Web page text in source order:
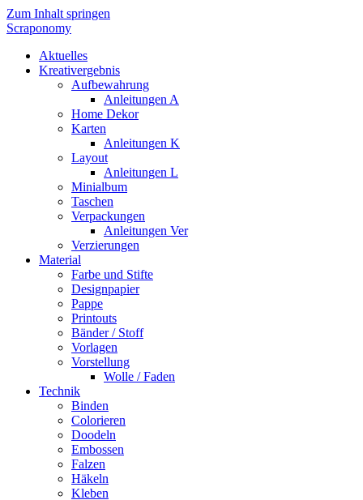
Zum Inhalt springen
Scraponomy
Aktuelles
Kreativergebnis
Aufbewahrung
Anleitungen A
Home Dekor
Karten
Anleitungen K
Layout
Anleitungen L
Minialbum
Taschen
Verpackungen
Anleitungen Ver
Verzierungen
Material
Farbe und Stifte
Designpapier
Pappe
Printouts
Bänder / Stoff
Vorlagen
Vorstellung
Wolle / Faden
Technik
Binden
Colorieren
Doodeln
Embossen
Falzen
Häkeln
Kleben